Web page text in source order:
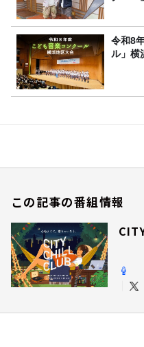
令和8
ル」横
この記事の番組情報